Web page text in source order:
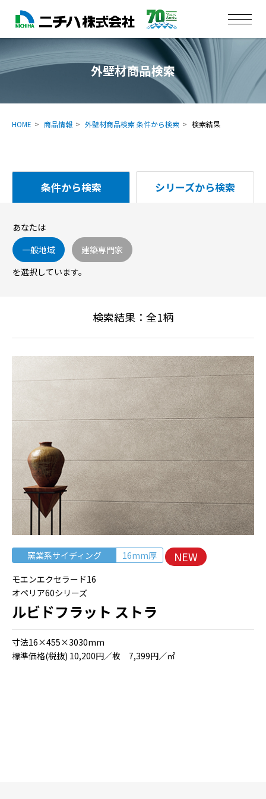
外壁材商品検索
HOME 商品情報 外壁材商品検索 条件から検索 検索結果
条件から検索 シリーズから検索
あなたは
一般地域
建築専門家
を選択しています。
検索結果：全1柄
窯業系サイディング 16mm厚 NEW
モエンエクセラード16
オペリア60シリーズ
ルビドフラット ストラ
⼨法16×455×3030mm
標準価格(税抜) 10,200円／枚 7,399円／㎡